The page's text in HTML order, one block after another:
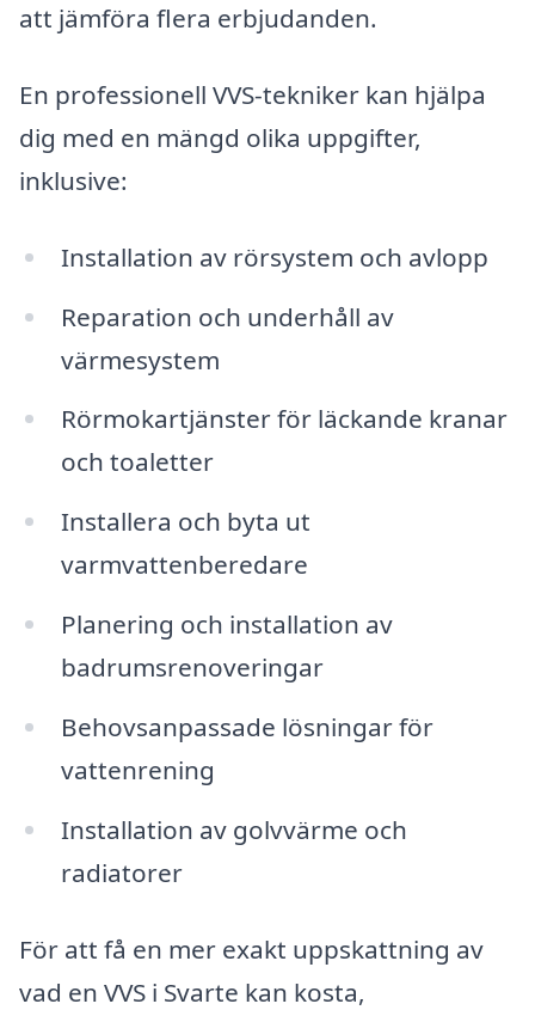
att jämföra flera erbjudanden.
En professionell VVS-tekniker kan hjälpa
dig med en mängd olika uppgifter,
inklusive:
Installation av rörsystem och avlopp
Reparation och underhåll av
värmesystem
Rörmokartjänster för läckande kranar
och toaletter
Installera och byta ut
varmvattenberedare
Planering och installation av
badrumsrenoveringar
Behovsanpassade lösningar för
vattenrening
Installation av golvvärme och
radiatorer
För att få en mer exakt uppskattning av
vad en VVS i Svarte kan kosta,